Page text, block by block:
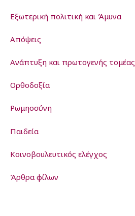
Εξωτερική πολιτική και Άμυνα
Απόψεις
Ανάπτυξη και πρωτογενής τομέας
Ορθοδοξία
Ρωμηοσύνη
Παιδεία
Kοινοβουλευτικός ελέγχος
Άρθρα φίλων